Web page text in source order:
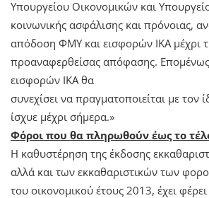
Υπουργείου Οικονομικών και
κοινωνικής ασφάλισης και πρόνοιας,
απόδοση ΦΜΥ και εισφορών ΙΚΑ μέχρι
προαναφερθείσας απόφασης.
εισφορών ΙΚΑ θα
συνεχίσει να πραγματοποιείται με τον
ίσχυε μέχρι σήμερα.»
Φόροι που θα πληρωθούν έως το
Η καθυστέρηση της έκδοσης
αλλά και των εκκαθαριστικών των
του οικονομικού έτους 2013, έχει